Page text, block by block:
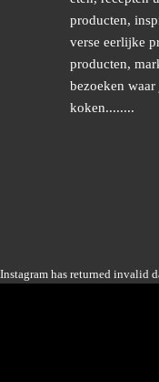
producten,
verse eerlijke
producten,
bezoeken
koken........
Instagram has returned invalid